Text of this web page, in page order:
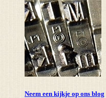
Neem een kijkje op ons blog